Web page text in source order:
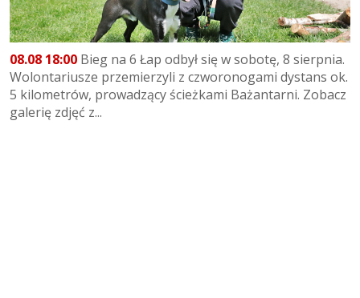
08.08 18:00 Bieg na 6 Łap odbył się w sobotę, 8 sierpnia.
Wolontariusze przemierzyli z czworonogami dystans ok.
5 kilometrów, prowadzący ścieżkami Bażantarni. Zobacz
galerię zdjęć z...